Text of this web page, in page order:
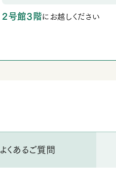
2号館3階にお越しください
よくあるご質問